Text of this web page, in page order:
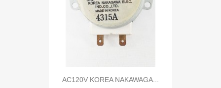
AC120V KOREA NAKAWAGA...